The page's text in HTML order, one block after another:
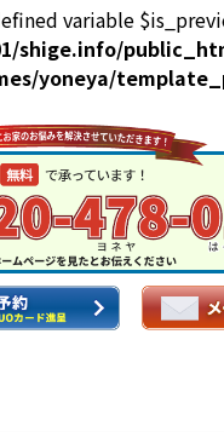
variable
shige.info/
yoneya/